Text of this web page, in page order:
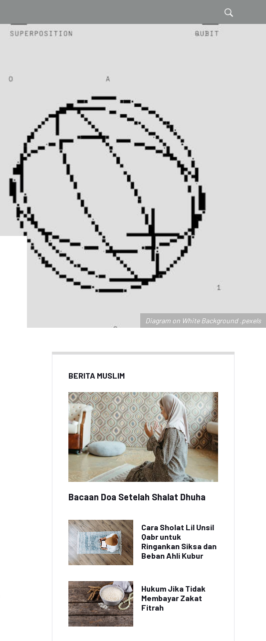
Diagram on White Background .pexels
BERITA MUSLIM
Bacaan Doa Setelah Shalat Dhuha
Cara Sholat Lil Unsil
Qabr untuk
Ringankan Siksa dan
Beban Ahli Kubur
Hukum Jika Tidak
Membayar Zakat
Fitrah